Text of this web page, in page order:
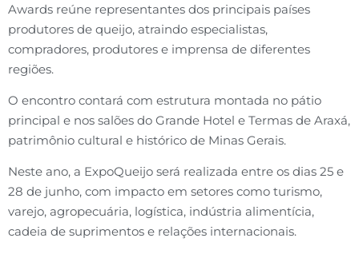
Awards reúne representantes dos principais países
produtores de queijo, atraindo especialistas,
compradores, produtores e imprensa de diferentes
regiões.
O encontro contará com estrutura montada no pátio
principal e nos salões do Grande Hotel e Termas de Araxá,
patrimônio cultural e histórico de Minas Gerais.
Neste ano, a ExpoQueijo será realizada entre os dias 25 e
28 de junho, com impacto em setores como turismo,
varejo, agropecuária, logística, indústria alimentícia,
cadeia de suprimentos e relações internacionais.